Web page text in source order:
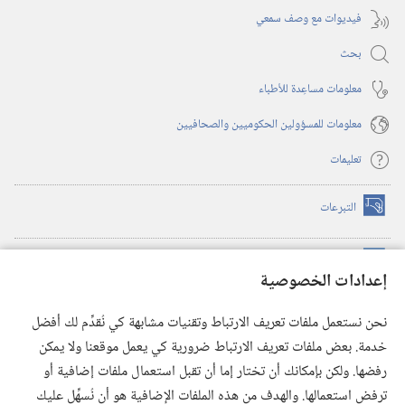
إعدادات الخصوصية
نحن نستعمل ملفات تعريف الارتباط وتقنيات مشابهة كي نُقدِّم لك أفضل
خدمة. بعض ملفات تعريف الارتباط ضرورية كي يعمل موقعنا ولا يمكن
رفضها. ولكن بإمكانك أن تختار إما أن تقبل استعمال ملفات إضافية أو
ترفض استعمالها. والهدف من هذه الملفات الإضافية هو أن نُسهِّل عليك
فيديوات مع وصف سمعي
بحث
معلومات مساعِدة للأطباء
معلومات للمسؤولين الحكوميين والصحافيين
تعليمات
التبرعات (يفتح
نافذة
(يفتح
نافذة
(يفتح
نافذة
جديدة) تطبيق ®
JW Library
مكتبة برج المراقبة